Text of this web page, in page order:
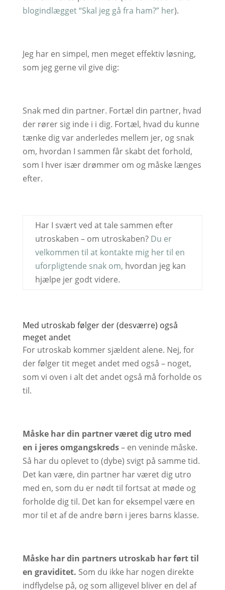
blogindlægget “Skal jeg gå fra ham?” her).
Jeg har en simpel, men meget effektiv løsning,
som jeg gerne vil give dig:
Snak med din partner. Fortæl din partner, hvad
der rører sig inde i i dig. Fortæl, hvad du kunne
tænke dig var anderledes mellem jer, og snak
om, hvordan I sammen får skabt det forhold,
som I hver især drømmer om og måske længes
efter.
Har I svært ved at tale sammen efter
utroskaben – om utroskaben? Du er
velkommen til at kontakte mig her til en
uforpligtende snak om, hvordan jeg kan
hjælpe jer godt videre.
Med utroskab følger der (desværre) også
meget andet
For utroskab kommer sjældent alene. Nej, for
der følger tit meget andet med også – noget,
som vi oven i alt det andet også må forholde os
til.
Måske har din partner været dig utro med
en i jeres omgangskreds– en veninde måske.
Så har du oplevet to (dybe) svigt på samme tid.
Det kan være, din partner har været dig utro
med en, som du er nødt til fortsat at møde og
forholde dig til. Det kan for eksempel være en
mor til et af de andre børn i jeres barns klasse.
Måske har din partners utroskab har ført til
en graviditet. Som du ikke har nogen direkte
indflydelse på, og som alligevel bliver en del af